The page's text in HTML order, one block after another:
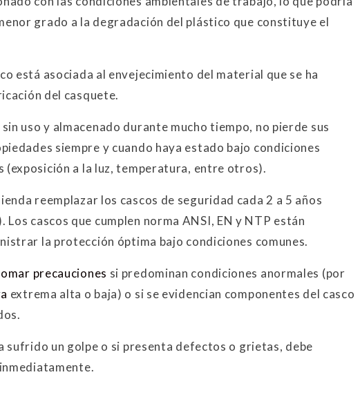
grado a la degradación del plástico que constituye el
está asociada al envejecimiento del material que se ha
del casquete.
uso y almacenado durante mucho tiempo, no pierde sus
siempre y cuando haya estado bajo condiciones
(exposición a la luz, temperatura, entre otros).
reemplazar los cascos de seguridad cada 2 a 5 años
Los cascos que cumplen norma ANSI, EN y NTP están
la protección óptima bajo condiciones comunes.
precauciones si predominan condiciones anormales (por
extrema alta o baja) o si se evidencian componentes del casco
sufrido un golpe o si presenta defectos o grietas, debe